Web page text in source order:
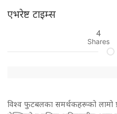
एभरेष्ट टाइम्स
4
Shares
विश्व फुटबलका समर्थकहरूको लामो